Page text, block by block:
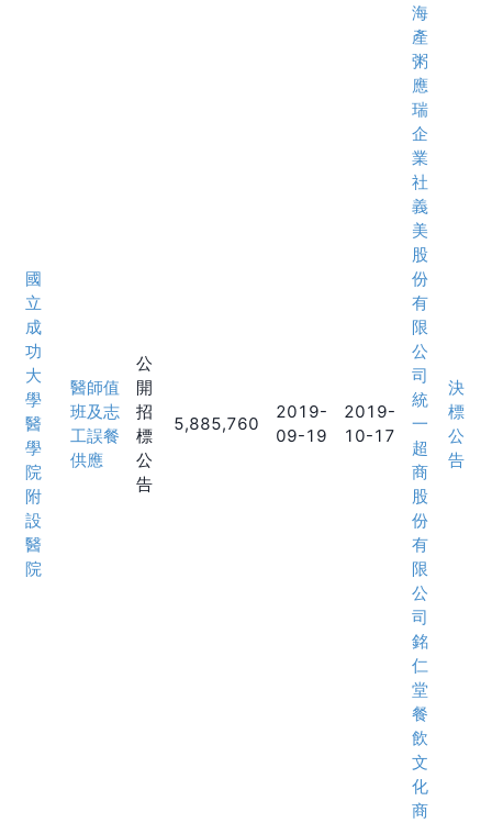
國
立
成
功
大
學
醫
學
院
附
設
醫
院
醫師值
班及志
工誤餐
供應
公
開
招
標
公
告
5,885,760
2019-
09-19
2019-
10-17
海
產
粥
應
瑞
企
業
社
義
美
股
份
有
限
公
司
統
一
超
商
股
份
有
限
公
司
銘
仁
堂
餐
飲
文
化
商
決
標
公
告